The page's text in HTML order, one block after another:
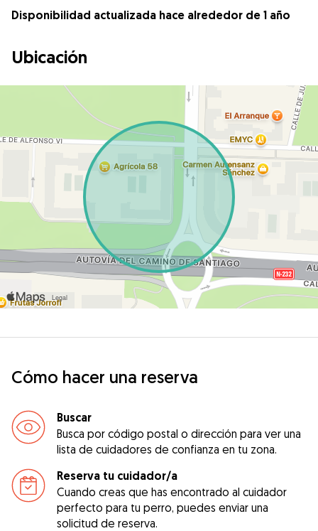
Disponibilidad actualizada hace alrededor de 1 año
Ubicación
Cómo hacer una reserva
Buscar
Busca por código postal o dirección para ver una
lista de cuidadores de confianza en tu zona.
Reserva tu cuidador/a
Cuando creas que has encontrado al cuidador
perfecto para tu perro, puedes enviar una
solicitud de reserva.